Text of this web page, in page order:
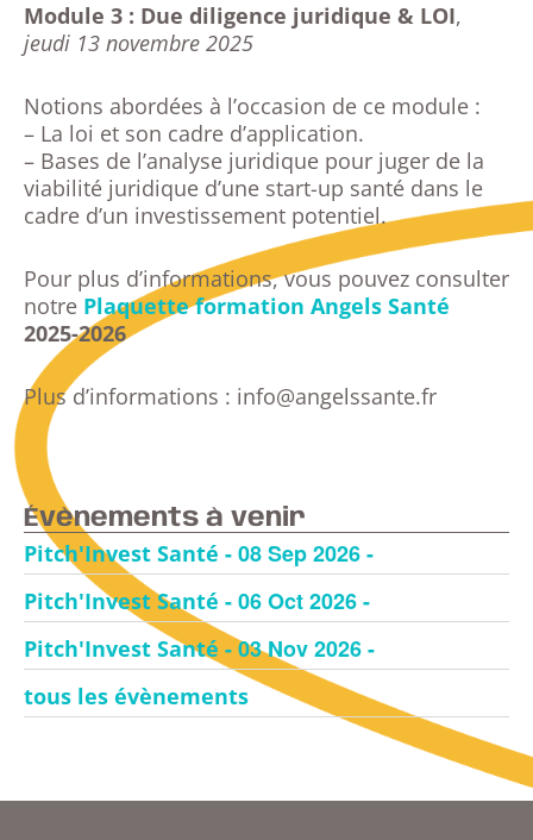
Module 3 : Due diligence juridique & LOI,
jeudi 13 novembre 2025
Notions abordées à l’occasion de ce module :
– La loi et son cadre d’application.
– Bases de l’analyse juridique pour juger de la
viabilité juridique d’une start-up santé dans le
cadre d’un investissement potentiel.
Pour plus d’informations, vous pouvez consulter
notre Plaquette formation Angels Santé
2025-2026
Plus d’informations : info@angelssante.fr
Évènements à venir
Pitch'Invest Santé - 08 Sep 2026 -
Pitch'Invest Santé - 06 Oct 2026 -
Pitch'Invest Santé - 03 Nov 2026 -
tous les évènements